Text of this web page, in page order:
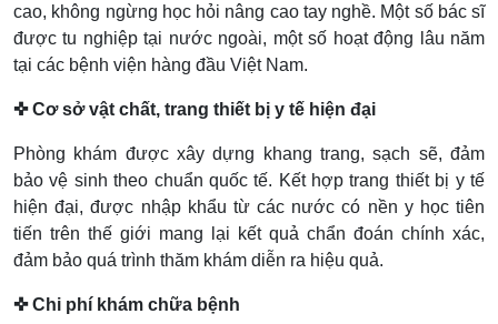
cao, không ngừng học hỏi nâng cao tay nghề. Một số bác sĩ
được tu nghiệp tại nước ngoài, một số hoạt động lâu năm
tại các bệnh viện hàng đầu Việt Nam.
✜ Cơ sở vật chất, trang thiết bị y tế hiện đại
Phòng khám được xây dựng khang trang, sạch sẽ, đảm
bảo vệ sinh theo chuẩn quốc tế. Kết hợp trang thiết bị y tế
hiện đại, được nhập khẩu từ các nước có nền y học tiên
tiến trên thế giới mang lại kết quả chẩn đoán chính xác,
đảm bảo quá trình thăm khám diễn ra hiệu quả.
✜ Chi phí khám chữa bệnh